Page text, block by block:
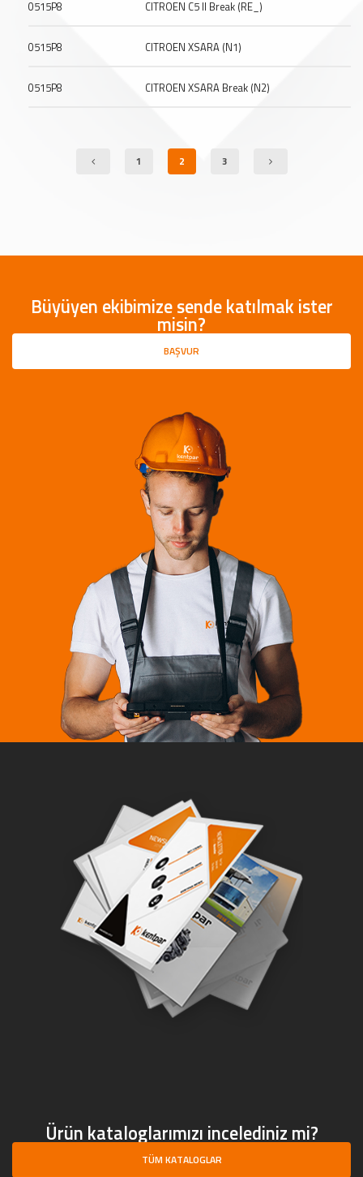
0515P8 CITROEN C5 II Break (RE_)
0515P8 CITROEN XSARA (N1)
0515P8 CITROEN XSARA Break (N2)
1 2 3
Büyüyen ekibimize sende katılmak ister
misin?
BAŞVUR
Ürün kataloglarımızı incelediniz mi?
TÜM KATALOGLAR